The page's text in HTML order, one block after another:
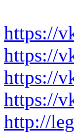
https://
https://
https://
https://
http://